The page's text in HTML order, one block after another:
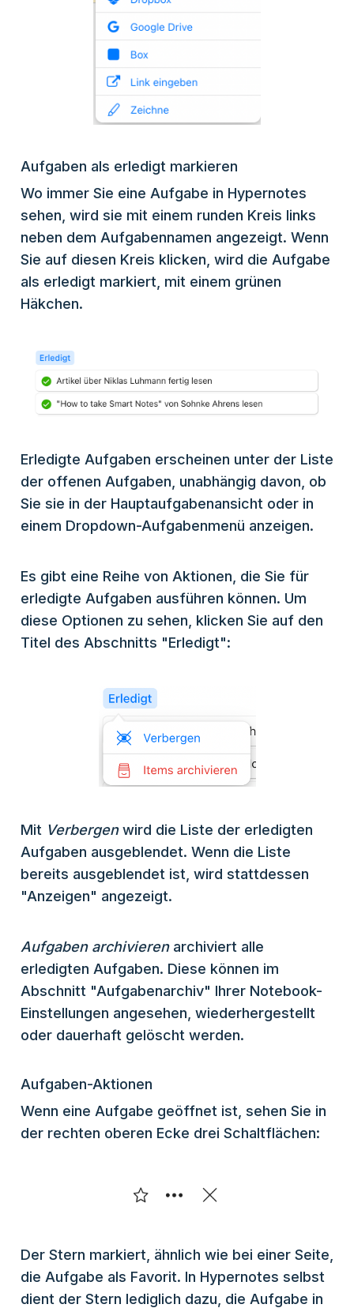
Aufgaben als erledigt markieren
Wo immer Sie eine Aufgabe in Hypernotes
sehen, wird sie mit einem runden Kreis links
neben dem Aufgabennamen angezeigt. Wenn
Sie auf diesen Kreis klicken, wird die Aufgabe
als erledigt markiert, mit einem grünen
Häkchen.
Erledigte Aufgaben erscheinen unter der Liste
der offenen Aufgaben, unabhängig davon, ob
Sie sie in der Hauptaufgabenansicht oder in
einem Dropdown-Aufgabenmenü anzeigen.
Es gibt eine Reihe von Aktionen, die Sie für
erledigte Aufgaben ausführen können. Um
diese Optionen zu sehen, klicken Sie auf den
Titel des Abschnitts "Erledigt":
Mit Verbergenwird die Liste der erledigten
Aufgaben ausgeblendet. Wenn die Liste
bereits ausgeblendet ist, wird stattdessen
"Anzeigen" angezeigt.
Aufgaben archivieren archiviert alle
erledigten Aufgaben. Diese können im
Abschnitt "Aufgabenarchiv" Ihrer Notebook-
Einstellungen angesehen, wiederhergestellt
oder dauerhaft gelöscht werden.
Aufgaben-Aktionen
Wenn eine Aufgabe geöffnet ist, sehen Sie in
der rechten oberen Ecke drei Schaltflächen:
Der Stern markiert, ähnlich wie bei einer Seite,
die Aufgabe als Favorit. In Hypernotes selbst
dient der Stern lediglich dazu, die Aufgabe in